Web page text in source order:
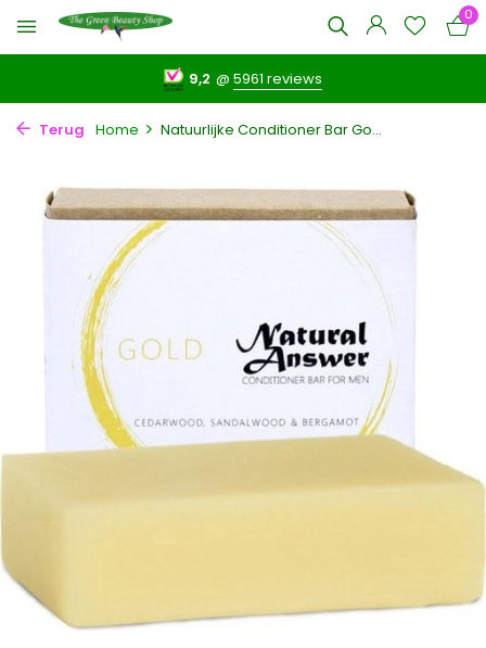
0
9,2 @5961 reviews
Terug Home Natuurlijke Conditioner Bar Go...